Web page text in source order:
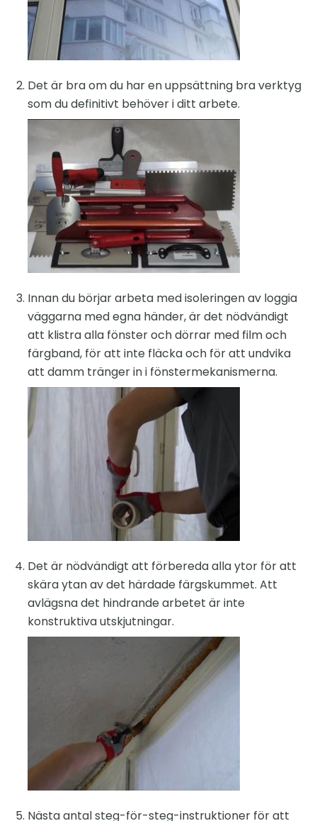
Det är bra om du har en uppsättning bra verktyg
som du definitivt behöver i ditt arbete.
Innan du börjar arbeta med isoleringen av loggia
väggarna med egna händer, är det nödvändigt
att klistra alla fönster och dörrar med film och
färgband, för att inte fläcka och för att undvika
att damm tränger in i fönstermekanismerna.
Det är nödvändigt att förbereda alla ytor för att
skära ytan av det härdade färgskummet. Att
avlägsna det hindrande arbetet är inte
konstruktiva utskjutningar.
Nästa antal steg-för-steg-instruktioner för att